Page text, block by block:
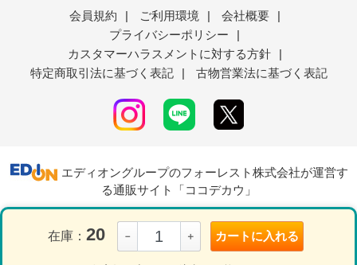
在庫： 20 － ＋ カートに入れる
会員規約 | ご利用環境 | 会社概要
|
プライバシーポリシー
|
カスタマーハラスメントに対する方針
|
特定商取引法に基づく表記
| 古物営業法に基づく表記
エディオングループのフォーレスト株式会社が運営す
る通販サイト「ココデカウ」
表示モード ＰＣ スマートフォン